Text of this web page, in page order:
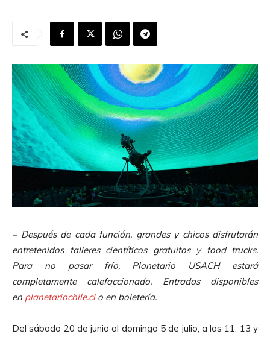
– Después de cada función, grandes y chicos disfrutarán
entretenidos talleres científicos gratuitos y food trucks.
Para no pasar frío, Planetario USACH estará
completamente calefaccionado. Entradas disponibles
en planetariochile.clo en boletería.
Del sábado 20 de junio al domingo 5 de julio, a las 11, 13 y